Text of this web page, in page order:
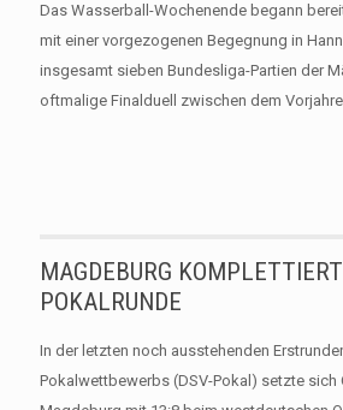
Das Wasserball-Wochenende begann
mit einer vorgezogenen Begegnung in
insgesamt sieben Bundesliga-Partien der
oftmalige Finalduell zwischen dem
MAGDEBURG
POKALRUNDE
In der letzten noch ausstehenden
Pokalwettbewerbs (DSV-Pokal) setzte sich